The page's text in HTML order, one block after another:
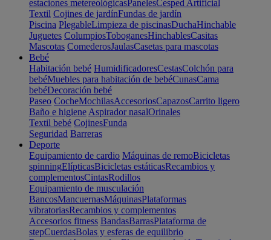
estaciones metereológicasPanelesCesped Artificial
Textil Cojines de jardínFundas de jardín
Piscina PlegableLimpieza de piscinasDuchaHinchable
Juguetes ColumpiosToboganesHinchablesCasitas
Mascotas ComederosJaulasCasetas para mascotas
Bebé
Habitación bebé HumidificadoresCestasColchón para
bebéMuebles para habitación de bebéCunasCama
bebéDecoración bebé
Paseo CocheMochilasAccesoriosCapazosCarrito ligero
Baño e higiene Aspirador nasalOrinales
Textil bebé CojinesFunda
Seguridad Barreras
Deporte
Equipamiento de cardio Máquinas de remoBicicletas
spinningElípticasBicicletas estáticasRecambios y
complementosCintasRodillos
Equipamiento de musculación
BancosMancuernasMáquinasPlataformas
vibratoriasRecambios y complementos
Accesorios fitness BandasBarrasPlataforma de
stepCuerdasBolas y esferas de equilibrio